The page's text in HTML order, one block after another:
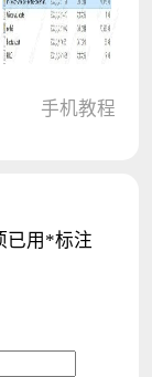
手机教程
已用 *标注